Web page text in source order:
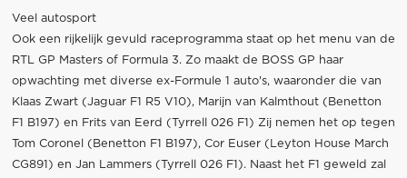
Veel autosport
Ook een rijkelijk gevuld raceprogramma staat op het menu van de
RTL GP Masters of Formula 3. Zo maakt de BOSS GP haar
opwachting met diverse ex-Formule 1 auto's, waaronder die van
Klaas Zwart (Jaguar F1 R5 V10), Marijn van Kalmthout (Benetton
F1 B197) en Frits van Eerd (Tyrrell 026 F1) Zij nemen het op tegen
Tom Coronel (Benetton F1 B197), Cor Euser (Leyton House March
CG891) en Jan Lammers (Tyrrell 026 F1). Naast het F1 geweld zal